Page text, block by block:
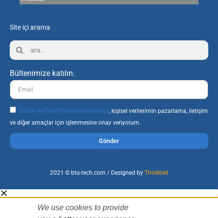
Site içi arama
Bültenimize katılın.
Gizlilik ve Çerez Politikası uyarınca , kişisel verilerimin pazarlama, iletişim
ve diğer amaçlar için işlenmesine onay veriyorum.
Gönder
2021 © btu-tech.com / Designed by Thinkbell
We use cookies to provide